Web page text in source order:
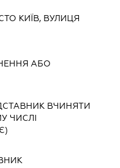
КИЇВ, ВУЛИЦЯ
АБО
ВЧИНЯТИ
ЧИСЛІ